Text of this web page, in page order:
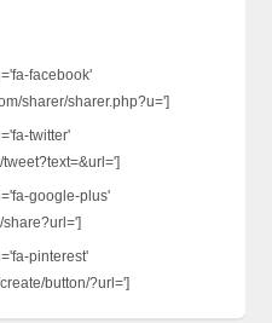
facebook'
sharer/sharer.php?u=']
twitter'
google-plus'
pinterest'
button/?url=']